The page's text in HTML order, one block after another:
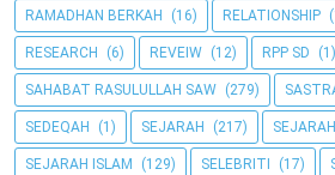
RAMADHAN BERKAH (16) RELATIONSHIP
RESEARCH (6) REVEIW (12) RPP SD (1)
SAHABAT RASULULLAH SAW (279)
SEDEQAH (1) SEJARAH (217)
SEJARAH ISLAM (129) SELEBRITI (17)